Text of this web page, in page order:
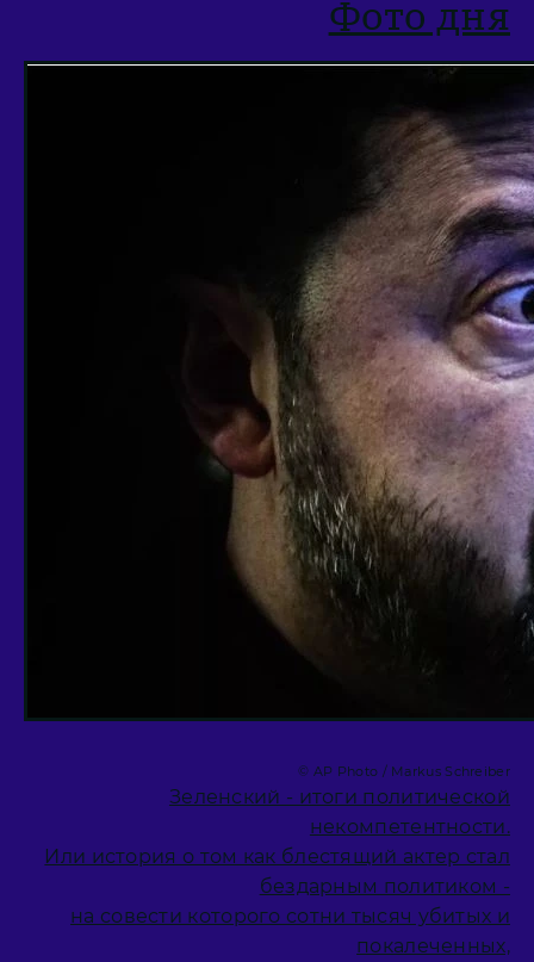
Фото дня
© AP Photo / Markus Schreiber
Зеленский - итоги политической
некомпетентности.
Или история о том как блестящий актер стал
бездарным политиком -
на совести которого сотни тысяч убитых и
покалеченных,